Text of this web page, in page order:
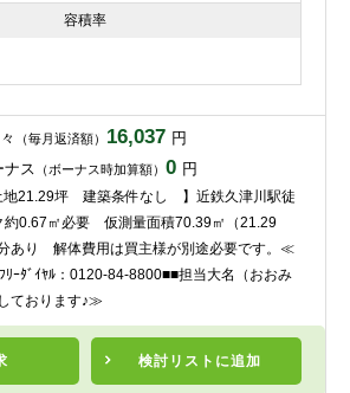
容積率
（毎月返済額） 16,037 円
ナス （ボーナス時加算額） 0 円
検討リスト に追加
地21.29坪 建築条件なし 】近鉄久津川駅徒
0.67㎡必要 仮測量面積70.39㎡（21.29
あり 解体費用は買主様が別途必要です。≪
ﾘｰﾀﾞｲﾔﾙ：0120-84-8800■■担当大名（おおみ
ております♪≫